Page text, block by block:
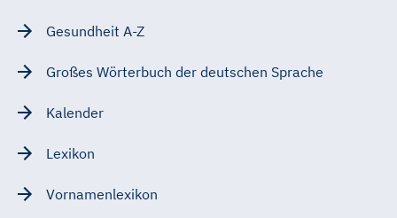
Gesundheit A-Z
Großes Wörterbuch der deutschen Sprache
Kalender
Lexikon
Vornamenlexikon